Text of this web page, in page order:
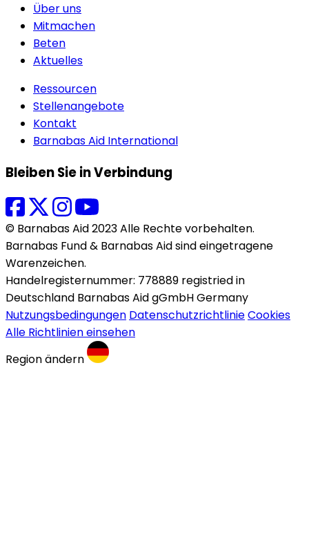
Über uns
Mitmachen
Beten
Aktuelles
Ressourcen
Stellenangebote
Kontakt
Barnabas Aid International
Bleiben Sie in Verbindung
© Barnabas Aid 2023 Alle Rechte vorbehalten.
Barnabas Fund & Barnabas Aid sind eingetragene
Warenzeichen.
Handelregisternummer: 778889 registried in
Deutschland Barnabas Aid gGmbH Germany
Nutzungsbedingungen DatenschutzrichtlinieCookies
Alle Richtlinien einsehen
Region ändern